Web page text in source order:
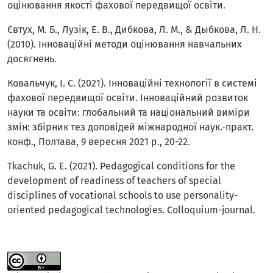
оцінювання якості фахової передвищої освіти.
Євтух, М. Б., Лузік, Е. В., Дибкова, Л. М., & Дыбкова, Л. Н.
(2010). Інноваційні методи оцінювання навчальних
досягнень.
Ковальчук, І. С. (2021). Інноваційні технології в системі
фахової передвищої освіти. Інноваційний розвиток
науки та освіти: глобальний та національний виміри
змін: збірник тез доповідей міжнародної наук.-практ.
конф., Полтава, 9 вересня 2021 р., 20-22.
Tkachuk, G. E. (2021). Pedagogical conditions for the
development of readiness of teachers of special
disciplines of vocational schools to use personality-
oriented pedagogical technologies. Colloquium-journal.